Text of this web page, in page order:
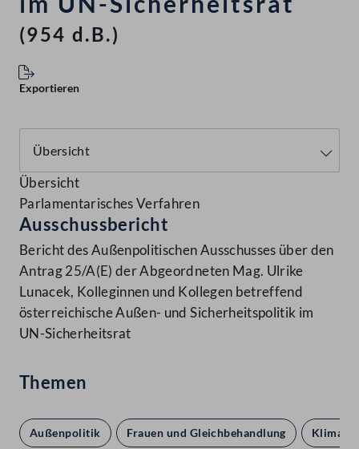
(954 d.B.)
Exportieren
Übersicht
Parlamentarisches Verfahren
Ausschussbericht
Bericht des Außenpolitischen Ausschusses über den
Antrag 25/A(E) der Abgeordneten Mag. Ulrike
Lunacek, Kolleginnen und Kollegen betreffend
österreichische Außen- und Sicherheitspolitik im
UN-Sicherheitsrat
Themen
Außenpolitik Frauen und Gleichbehandlung Klima,